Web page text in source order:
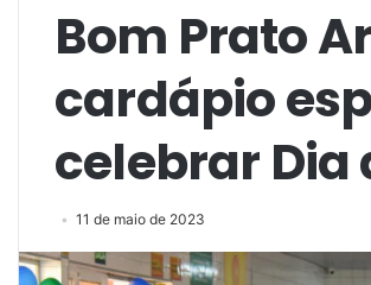
Bom Prato
cardápio
celebrar Dia
11 de maio de 2023